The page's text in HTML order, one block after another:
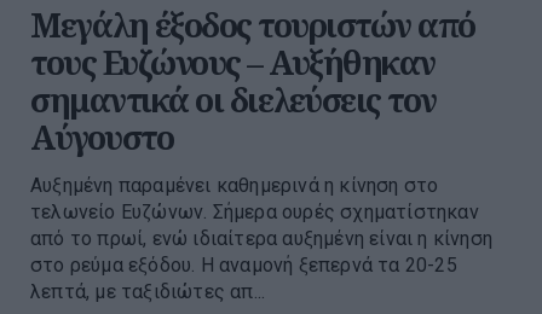
Μεγάλη έξοδος τουριστών από
τους Ευζώνους – Αυξήθηκαν
σημαντικά οι διελεύσεις τον
Αύγουστο
Αυξημένη παραμένει καθημερινά η κίνηση στο
τελωνείο Ευζώνων. Σήμερα ουρές σχηματίστηκαν
από το πρωί, ενώ ιδιαίτερα αυξημένη είναι η κίνηση
στο ρεύμα εξόδου. Η αναμονή ξεπερνά τα 20-25
λεπτά, με ταξιδιώτες απ...